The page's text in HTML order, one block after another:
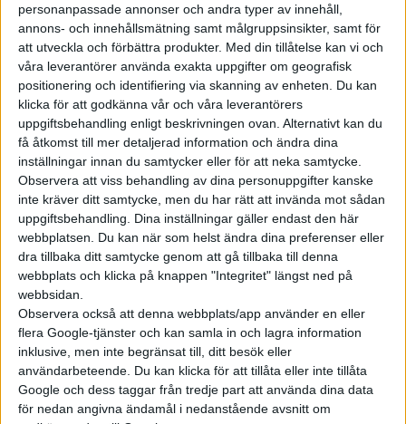
personanpassade annonser och andra typer av innehåll,
annons- och innehållsmätning samt målgruppsinsikter, samt för
att utveckla och förbättra produkter. Med din tillåtelse kan vi och
våra leverantörer använda exakta uppgifter om geografisk
positionering och identifiering via skanning av enheten. Du kan
klicka för att godkänna vår och våra leverantörers
uppgiftsbehandling enligt beskrivningen ovan. Alternativt kan du
få åtkomst till mer detaljerad information och ändra dina
inställningar innan du samtycker eller för att neka samtycke.
Observera att viss behandling av dina personuppgifter kanske
inte kräver ditt samtycke, men du har rätt att invända mot sådan
uppgiftsbehandling. Dina inställningar gäller endast den här
webbplatsen. Du kan när som helst ändra dina preferenser eller
dra tillbaka ditt samtycke genom att gå tillbaka till denna
webbplats och klicka på knappen "Integritet" längst ned på
webbsidan.
Observera också att denna webbplats/app använder en eller
flera Google-tjänster och kan samla in och lagra information
inklusive, men inte begränsat till, ditt besök eller
användarbeteende. Du kan klicka för att tillåta eller inte tillåta
Google och dess taggar från tredje part att använda dina data
för nedan angivna ändamål i nedanstående avsnitt om
Läs mer